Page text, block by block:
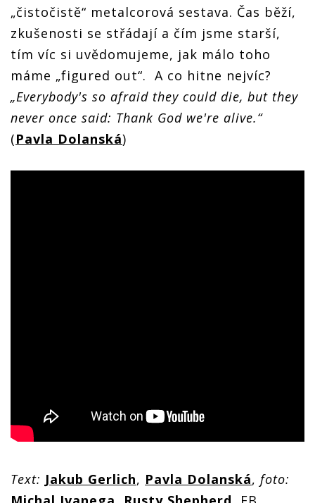
„čistočistě“ metalcorová sestava. Čas běží,
zkušenosti se střádají a čím jsme starší,
tím víc si uvědomujeme, jak málo toho
máme „figured out“. A co hitne nejvíc?
„Everybody's so afraid they could die, but they
never once said: Thank God we're alive.“
(Pavla Dolanská)
Text: Jakub Gerlich, Pavla Dolanská, foto: